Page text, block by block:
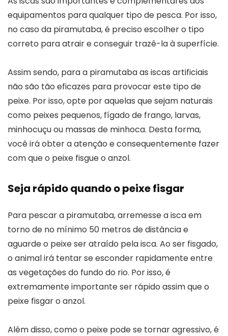
equipamentos para qualquer tipo de pesca. Por isso,
no caso da piramutaba, é preciso escolher o tipo
correto para atrair e conseguir trazê-la à superfície.
Assim sendo, para a piramutaba as iscas artificiais
não são tão eficazes para provocar este tipo de
peixe. Por isso, opte por aquelas que sejam naturais
como peixes pequenos, fígado de frango, larvas,
minhocuçu ou massas de minhoca. Desta forma,
você irá obter a atenção e consequentemente fazer
com que o peixe fisgue o anzol.
Seja rápido quando o peixe fisgar
Para pescar a piramutaba, arremesse a isca em
torno de no mínimo 50 metros de distância e
aguarde o peixe ser atraído pela isca. Ao ser fisgado,
o animal irá tentar se esconder rapidamente entre
as vegetações do fundo do rio. Por isso, é
extremamente importante ser rápido assim que o
peixe fisgar o anzol.
Além disso, como o peixe pode se tornar agressivo, é